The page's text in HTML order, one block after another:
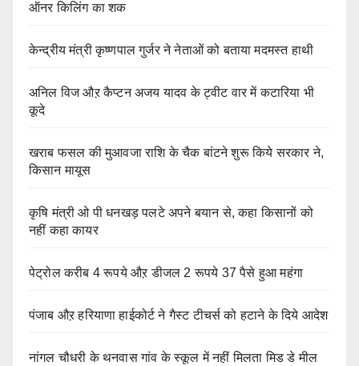
ऑनर किलिंग का शक
केन्द्रीय मंत्री कृष्णपाल गुर्जर ने नेताओं को बताया मदमस्त हाथी
अनिल विज औऱ कैप्टन अजय यादव के ट्वीट वार में कटारिया भी
कूदे
खराब फसल की मुआवजा राशि के चैक बांटने शुरू किये सरकार ने,
किसान मायूस
कृषि मंत्री ओ पी धनखड़ पलटे अपने बयान से, कहा किसानों को
नहीं कहा कायर
पेट्रोल करीब 4 रूपये औऱ डीजल 2 रूपये 37 पैसे हुआ महंगा
पंजाब औऱ हरियाणा हाईकोर्ट ने गैस्ट टीचर्स को हटाने के दिये आदेश
नांगल चौधरी के थनवास गांव के स्कूल में नहीं मिलता मिड डे मील